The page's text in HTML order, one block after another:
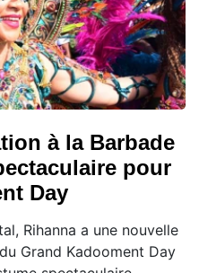
à la Barbade
pour
Day
Rihanna a une nouvelle
Grand Kadooment Day